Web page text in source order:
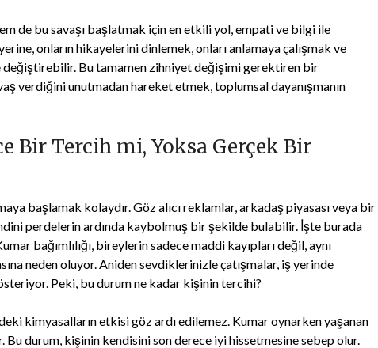
de bu savaşı başlatmak için en etkili yol, empati ve bilgi ile
onların hikayelerini dinlemek, onları anlamaya çalışmak ve
değiştirebilir. Bu tamamen zihniyet değişimi gerektiren bir
verdiğini unutmadan hareket etmek, toplumsal dayanışmanın
Bir Tercih mi, Yoksa Gerçek Bir
başlamak kolaydır. Göz alıcı reklamlar, arkadaş piyasası veya bir
perdelerin ardında kaybolmuş bir şekilde bulabilir. İşte burada
bağımlılığı, bireylerin sadece maddi kayıpları değil, aynı
neden oluyor. Aniden sevdiklerinizle çatışmalar, iş yerinde
Peki, bu durum ne kadar kişinin tercihi?
kimyasalların etkisi göz ardı edilemez. Kumar oynarken yaşanan
Bu durum, kişinin kendisini son derece iyi hissetmesine sebep olur.